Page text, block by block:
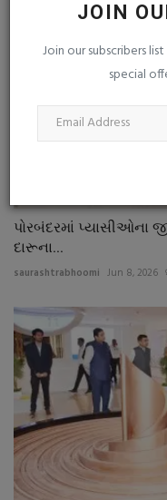
JOIN
Join our subscribers
special
પોરબંદરમાં પ્યાસીઓના
દારૂના...
saurashtrabhoomi Jun 8, 2026